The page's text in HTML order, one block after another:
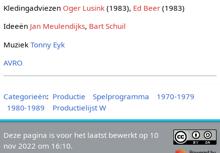
Kledingadviezen Oger Lusink(1983), Ed Beer(1983)
Ideeën Jan Meulendijks, Bart Schuil
Muziek Tonny Eyk
AVRO
Categorieën: Productie Spelprogramma
1970-1979
1980-1989
Productielijst W
Deze pagina is voor het laatst bewerkt op 10
nov 2022 om 16:10.